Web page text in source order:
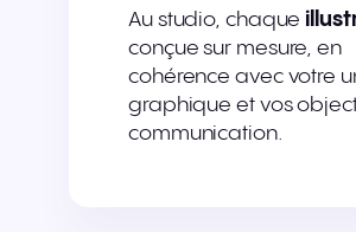
Au studio, chaque
conçue sur mesure, en
cohérence avec votre
graphique et vos
communication.